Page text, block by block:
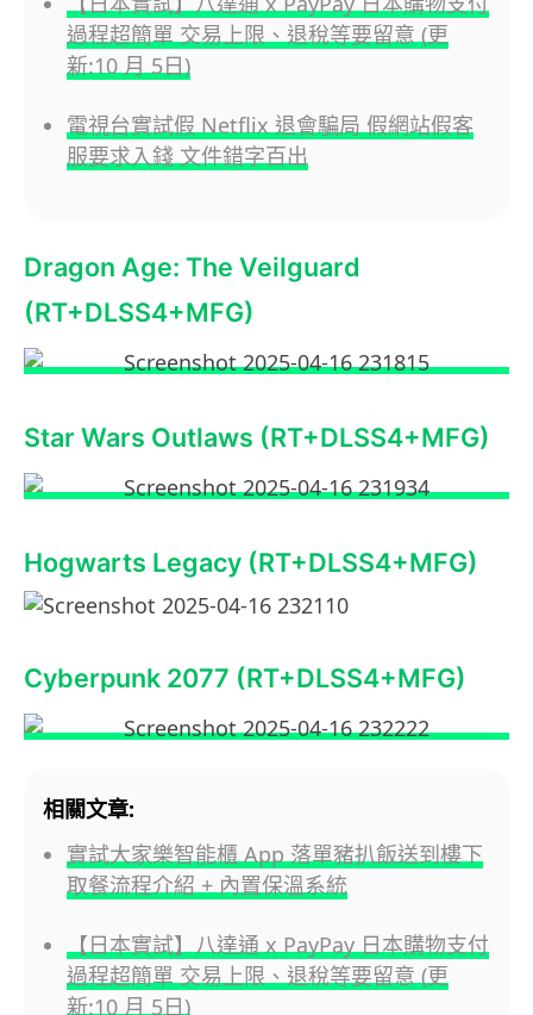
過程超簡單 交易上限、退稅等要留意 (更
新:10 月 5日)
電視台實試假 Netflix 退會騙局 假網站假客
服要求入錢 文件錯字百出
Dragon Age: The Veilguard
(RT+DLSS4+MFG)
Star Wars Outlaws (RT+DLSS4+MFG)
Hogwarts Legacy (RT+DLSS4+MFG)
Cyberpunk 2077 (RT+DLSS4+MFG)
相關文章:
實試大家樂智能櫃 App 落單豬扒飯送到樓下
取餐流程介紹 + 內置保溫系統
【日本實試】八達通 x PayPay 日本購物支付
過程超簡單 交易上限、退稅等要留意 (更
新:10 月 5日)